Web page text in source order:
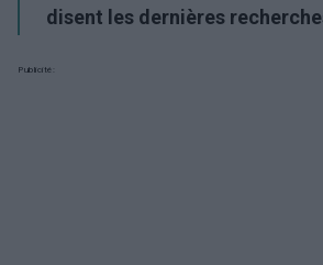
disent les dernières
Publicité: